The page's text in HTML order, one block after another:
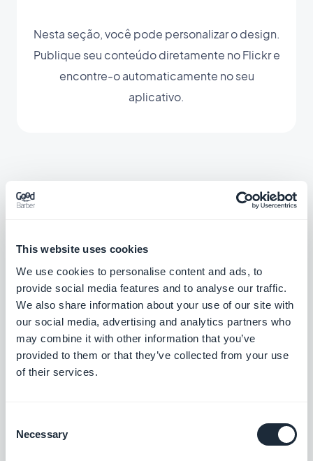
This website uses cookies
We use cookies to personalise content and ads, to
provide social media features and to analyse our traffic.
We also share information about your use of our site with
our social media, advertising and analytics partners who
may combine it with other information that you’ve
provided to them or that they’ve collected from your use
of their services.
Selection
Necessary
Nesta seção, você pode personalizar o design.
Publique seu conteúdo diretamente no Flickr e
encontre-o automaticamente no seu
aplicativo.
Extensões
relacionadas
Feed RSS
Sincronize seu conteúdo online externo
com seu aplicativo com a integração de